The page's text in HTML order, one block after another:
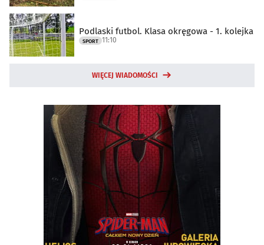
Podlaski futbol. Klasa okręgowa - 1. kolejka
SPORT 11:10
WIĘCEJ WIADOMOŚCI